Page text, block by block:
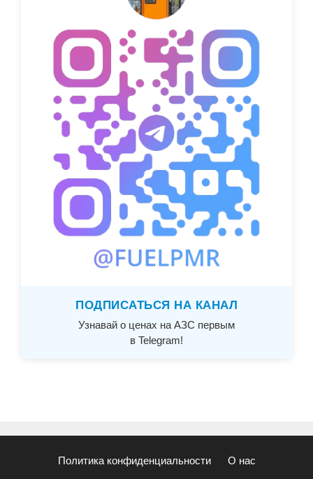
ПОДПИСАТЬСЯ НА КАНАЛ
Узнавай о ценах на АЗС первым
в Telegram!
Политика конфиденциальности О нас